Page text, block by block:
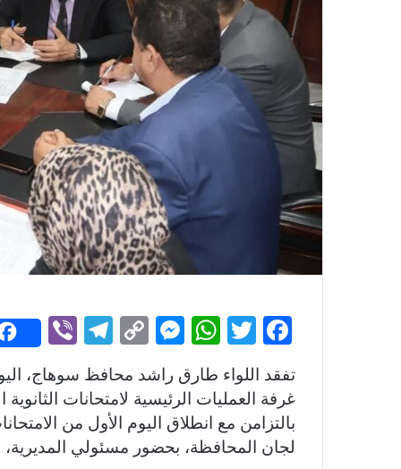
F
a
c
e
b
T
w
itt
er
W
at
s
A
M
s
s
e
C
o
p
y
Li
T
e
gr
a
Vi
b
erتفقد اللواء طارق راشد محافظ سوهاج،
غرفة العمليات الرئيسية لامتحانات الثانوية
بالتزامن مع انطلاق اليوم الأول من
لجان المحافظة، بحضور مسئولي المديرية،